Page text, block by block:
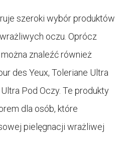
szeroki wybór produktów
oczu. Oprócz
znaleźć również
des Yeux, Toleriane Ultra
Pod Oczy. Te produkty
dla osób, które
pielęgnacji wrażliwej